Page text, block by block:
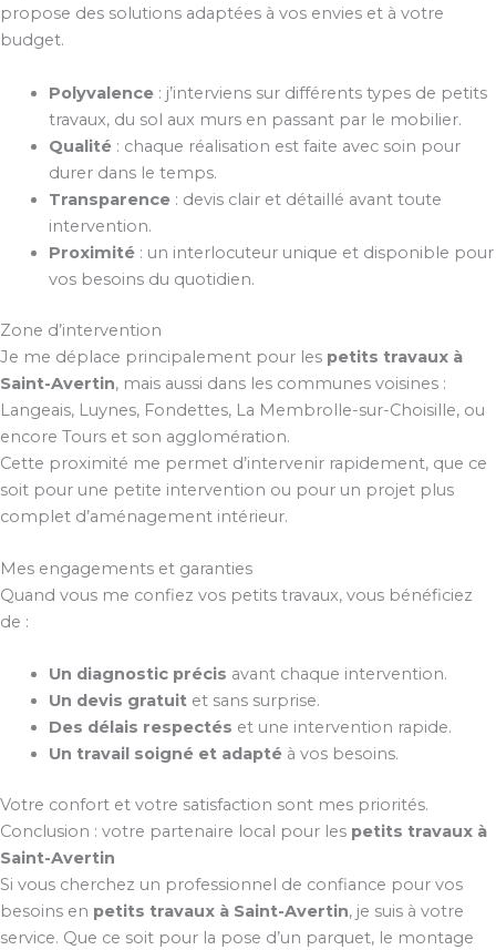
propose des solutions adaptées à vos envies et à votre
budget.
Polyvalence: j’interviens sur différents types de petits
travaux, du sol aux murs en passant par le mobilier.
Qualité: chaque réalisation est faite avec soin pour
durer dans le temps.
Transparence: devis clair et détaillé avant toute
intervention.
Proximité: un interlocuteur unique et disponible pour
vos besoins du quotidien.
Zone d’intervention
Je me déplace principalement pour les petits travaux à
Saint-Avertin, mais aussi dans les communes voisines :
Langeais, Luynes, Fondettes, La Membrolle-sur-Choisille, ou
encore Tours et son agglomération.
Cette proximité me permet d’intervenir rapidement, que ce
soit pour une petite intervention ou pour un projet plus
complet d’aménagement intérieur.
Mes engagements et garanties
Quand vous me confiez vos petits travaux, vous bénéficiez
de :
Un diagnostic précis avant chaque intervention.
Un devis gratuitet sans surprise.
Des délais respectés et une intervention rapide.
Un travail soigné et adaptéà vos besoins.
Votre confort et votre satisfaction sont mes priorités.
Conclusion : votre partenaire local pour les petits travaux à
Saint-Avertin
Si vous cherchez un professionnel de confiance pour vos
besoins en petits travaux à Saint-Avertin, je suis à votre
service. Que ce soit pour la pose d’un parquet, le montage